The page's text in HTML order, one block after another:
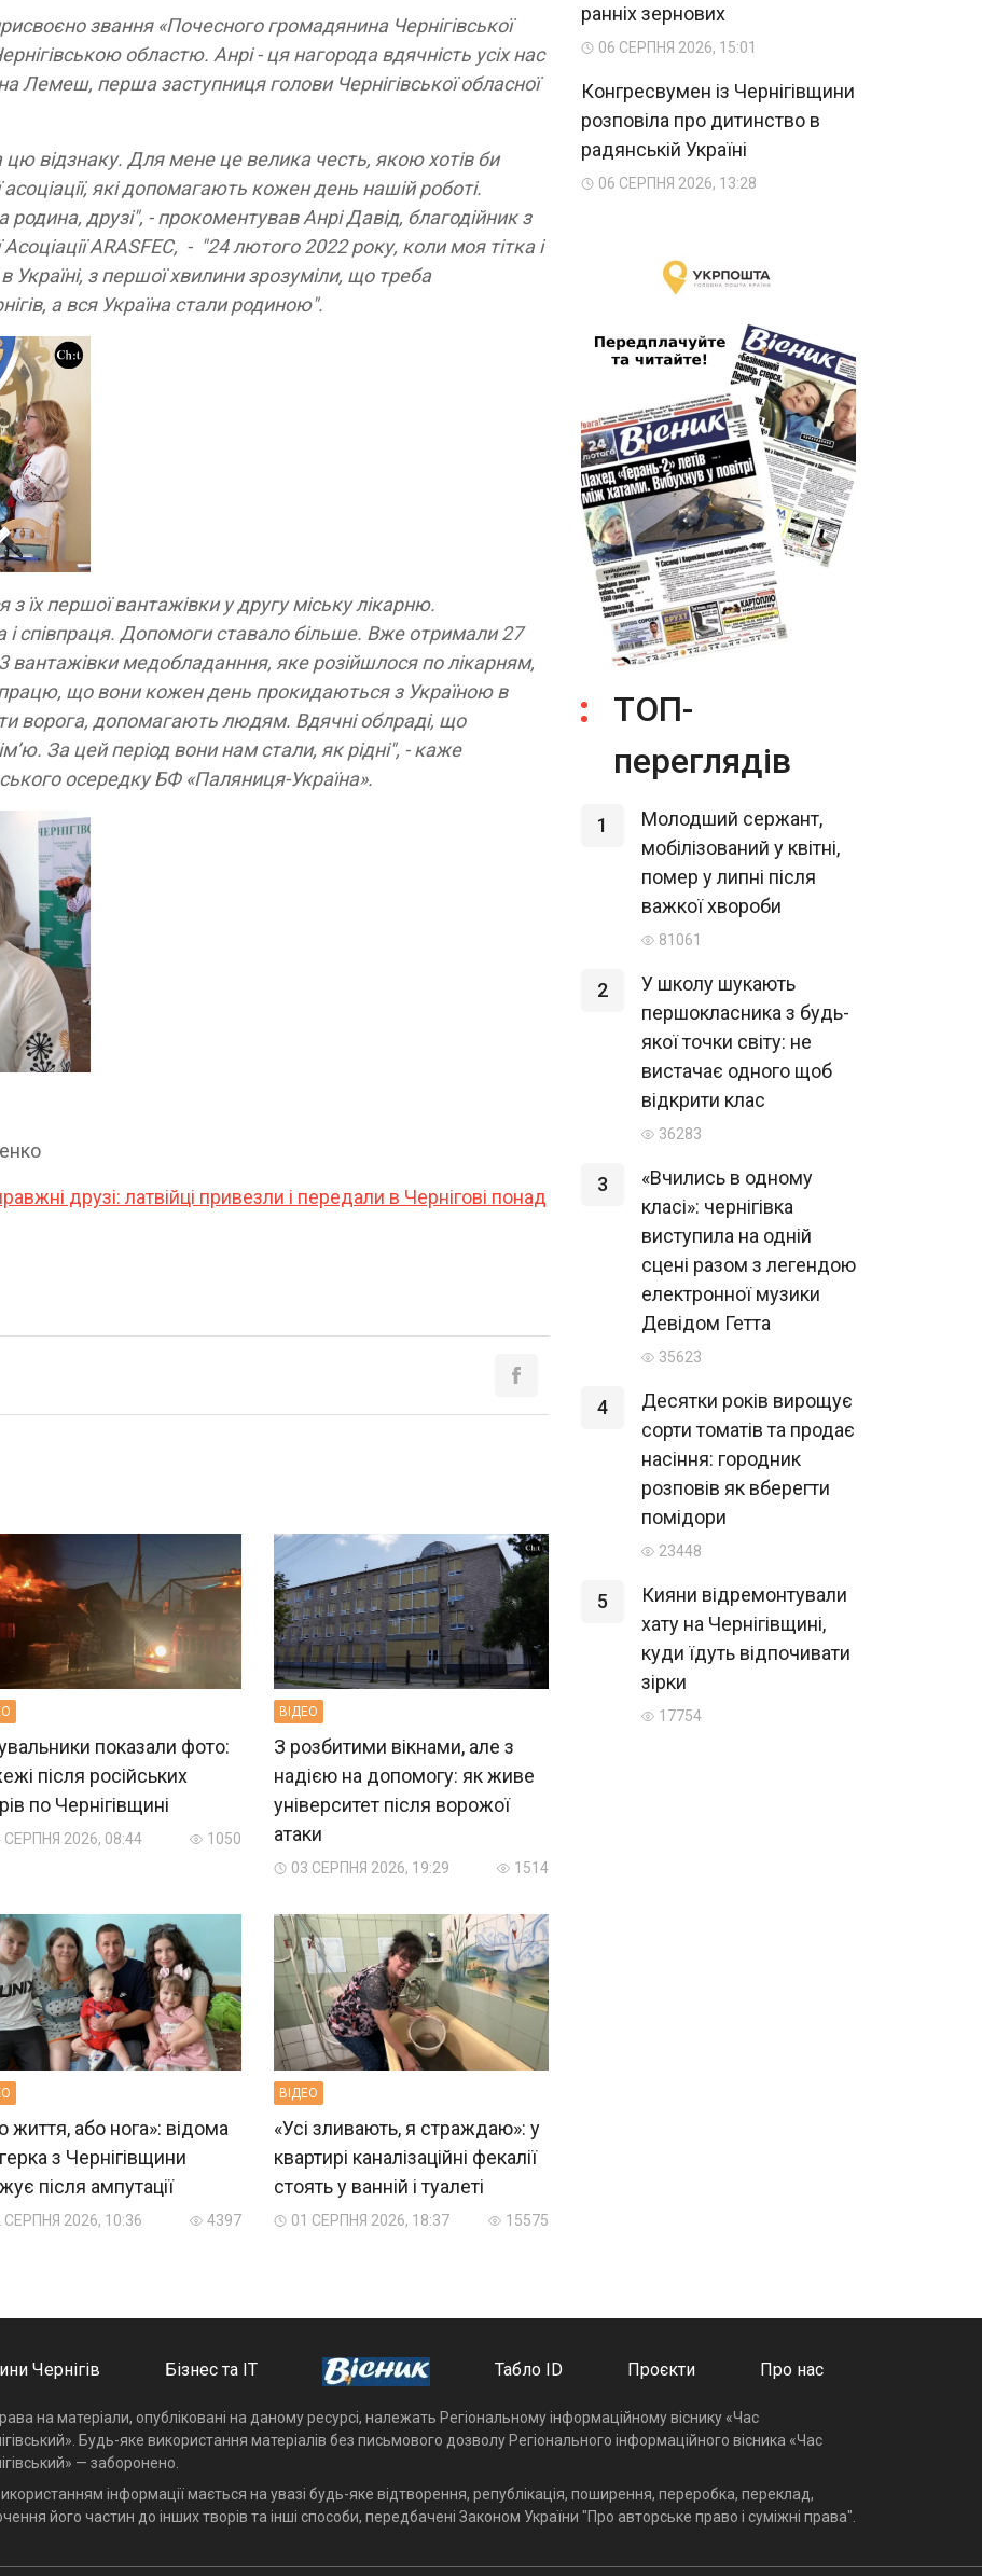
звання «Почесного громадянина Чернігівської
областю. Анрі - ця нагорода вдячність усіх нас
Лемеш, перша заступниця голови Чернігівської обласної
відзнаку. Для мене це велика честь, якою хотів би
які допомагають кожен день нашій роботі.
друзі", - прокоментував Анрі Давід, благодійник з
ARASFEC, - "24 лютого 2022 року, коли моя тітка і
Україні, з першої хвилини зрозуміли, що треба
а вся Україна стали родиною".
їх першої вантажівки у другу міську лікарню.
співпраця. Допомоги ставало більше. Вже отримали 27
медобладанння, яке розійшлося по лікарням,
що вони кожен день прокидаються з Україною в
ворога, допомагають людям. Вдячні облраді, що
За цей період вони нам стали, як рідні", - каже
осередку БФ «Паляниця-Україна».
друзі: латвійці привезли і передали в Чернігові понад
показали фото:
після російських
по Чернігівщині
СЕРПНЯ 2026, 08:44 1050
ВIДЕО
З розбитими вікнами, але з
надією на допомогу: як живе
університет після ворожої
атаки
03 СЕРПНЯ 2026, 19:29 1514
життя, або нога»: відома
з Чернігівщини
після ампутації
СЕРПНЯ 2026, 10:36 4397
ВIДЕО
«Усі зливають, я страждаю»: у
квартирі каналізаційні фекалії
стоять у ванній і туалеті
01 СЕРПНЯ 2026, 18:37 15575
ранніх зернових
06 СЕРПНЯ 2026, 15:01
Конгресвумен із Чернігівщини
розповіла про дитинство в
радянській Україні
06 СЕРПНЯ 2026, 13:28
ТОП-
переглядів
1
Молодший сержант,
мобілізований у квітні,
помер у липні після
важкої хвороби
81061
2
У школу шукають
першокласника з будь-
якої точки світу: не
вистачає одного щоб
відкрити клас
36283
3
«Вчились в одному
класі»: чернігівка
виступила на одній
сцені разом з легендою
електронної музики
Девідом Гетта
35623
4
Десятки років вирощує
сорти томатів та продає
насіння: городник
розповів як вберегти
помідори
23448
5
Кияни відремонтували
хату на Чернігівщині,
куди їдуть відпочивати
зірки
17754
Чернігів Бізнес та ІТ Табло ID Проєкти Про нас
на матеріали, опубліковані на даному ресурсі, належать Регіональному інформаційному віснику «Час
Будь-яке використання матеріалів без письмового дозволу Регіонального інформаційного вісника «Час
— заборонено.
інформації мається на увазі будь-яке відтворення, републікація, поширення, переробка, переклад,
його частин до інших творів та інші способи, передбачені Законом України "Про авторське право і суміжні права".